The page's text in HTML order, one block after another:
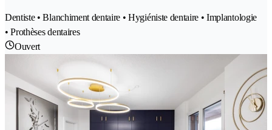
Dentiste • Blanchiment dentaire • Hygiéniste dentaire • Implantologie
• Prothèses dentaires
Ouvert